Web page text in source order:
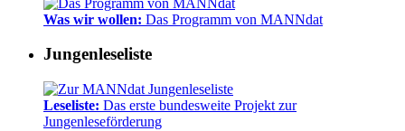
Was wir wollen: Das Programm von MANNdat
Jungenleseliste
Leseliste: Das erste bundesweite Projekt zur
Jungenleseförderung